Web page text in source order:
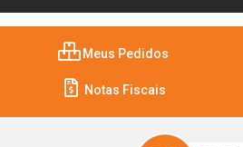
Meus Pedidos
Notas Fiscais